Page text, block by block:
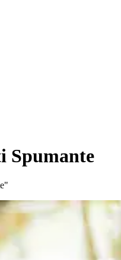
Spumante